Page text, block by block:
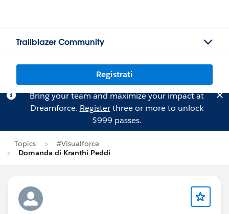
Trailblazer Community
Registrati
Bring your team and maximize your impact at
Dreamforce. Registerthree or more to unlock
$999 passes.
Topics
#Visualforce
Domanda di Kranthi Peddi